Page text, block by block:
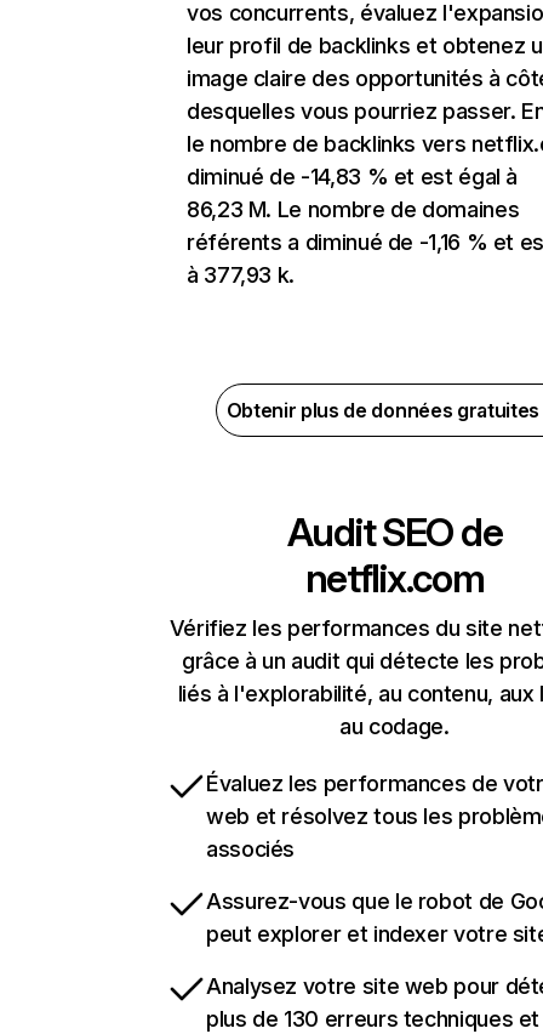
vos concurrents, évaluez
leur profil de backlinks et obtenez
image claire des opportunités à
desquelles vous pourriez passer.
le nombre de backlinks vers
diminué de -14,83 % et est égal à
86,23 M. Le nombre de domaines
référents a diminué de -1,16 % et
à 377,93 k.
Obtenir plus de données
Audit SEO de
netflix.com
Vérifiez les performances du site
grâce à un audit qui détecte les
liés à l'explorabilité, au contenu, aux
au codage.
Évaluez les performances de
web et résolvez tous les
associés
Assurez-vous que le robot de
peut explorer et indexer votre
Analysez votre site web pour
plus de 130 erreurs techniques et